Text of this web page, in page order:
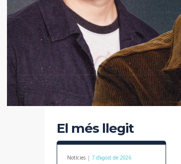
El més llegit
Notícies 7 d'agost de 2026